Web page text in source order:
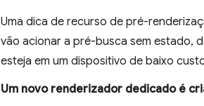
Uma dica de recurso de pré-
vão acionar a pré-busca sem estado,
esteja em um dispositivo de baixo
Um novo renderizador dedicado é